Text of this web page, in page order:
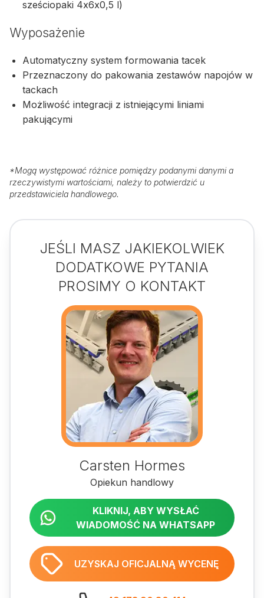
sześciopaki 4x6x0,5 l)
Wyposażenie
Automatyczny system formowania tacek
Przeznaczony do pakowania zestawów napojów w
tackach
Możliwość integracji z istniejącymi liniami
pakującymi
*Mogą występować różnice pomiędzy podanymi danymi a
rzeczywistymi wartościami, należy to potwierdzić u
przedstawiciela handlowego.
JEŚLI MASZ JAKIEKOLWIEK
DODATKOWE PYTANIA
PROSIMY O KONTAKT
Carsten Hormes
Opiekun handlowy
KLIKNIJ, ABY WYSŁAĆ
WIADOMOŚĆ NA WHATSAPP
UZYSKAJ OFICJALNĄ WYCENĘ